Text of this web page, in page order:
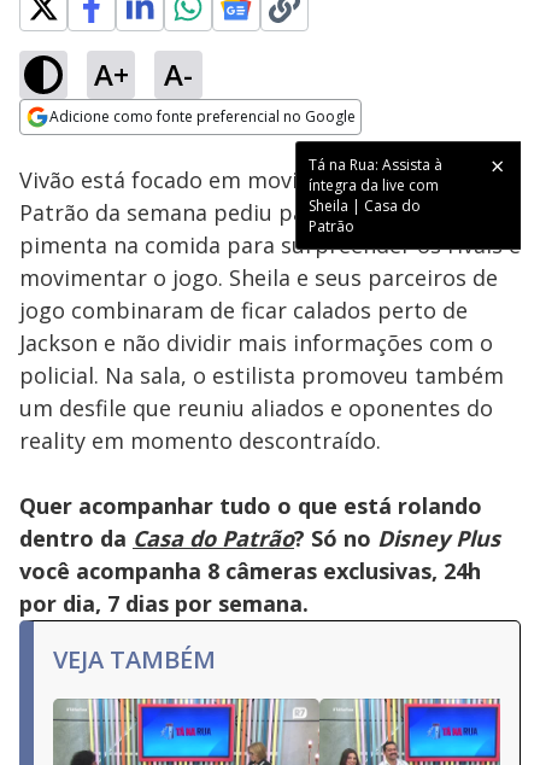
A+ A-
Adicione como fonte preferencial no Google
Tá na Rua: Assista à
íntegra da live com
Sheila | Casa do
Patrão
Ativar
Loaded
32.84%
Vivão está focado em movimentar o jogo! O
Patrão da semana pediu para Morena colocar
pimenta na comida para surpreender os rivais e
movimentar o jogo. Sheila e seus parceiros de
jogo combinaram de ficar calados perto de
Jackson e não dividir mais informações com o
policial. Na sala, o estilista promoveu também
um desfile que reuniu aliados e oponentes do
reality em momento descontraído.
Quer acompanhar tudo o que está rolando
dentro da Casa do Patrão? Só no Disney Plus
você acompanha 8 câmeras exclusivas, 24h
por dia, 7 dias por semana.
VEJA TAMBÉM